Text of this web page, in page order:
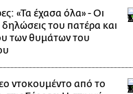
«Τα έχασα όλα» - Οι
του πατέρα και
των θυμάτων του
ντοκουμέντο από το